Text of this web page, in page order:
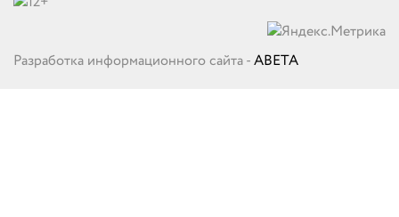
Разработка информационного сайта -ABETA